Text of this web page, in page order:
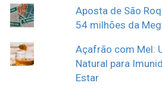
Aposta de São
54 milhões da
Açafrão com Mel:
Natural para
Estar